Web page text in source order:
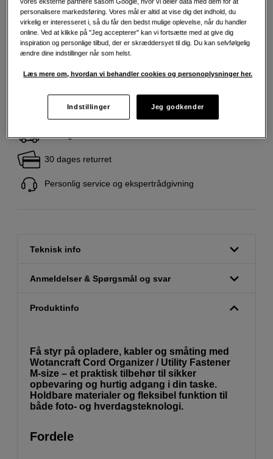
279 DKK
Antal
Læg i indkøbskurv
30 dages returret
Personlig service og ekspertrådgivning
Teknisk info
Anmeldelser & Spørgsmål og svar
Produktinfo
Få styr på opladere, kabler og småting med
Wotancraft Cord Organizer / Utility Fastener
M-size – et praktisk tilbehør til sikker
opbevaring og hurtig adgang i din taske.
Holdbare materialer og fleksibel funktion til
både foto- og hverdagsteknologi.
Fordele
vores eksterne partnere såsom Google, hvor vi deler data med dem for at
personalisere markedsføring. Vores mål er altid at vise dig det indhold, du
virkelig er interesseret i, så du får den bedst mulige oplevelse, når du handler
online. Ved at klikke på "Jeg accepterer" kan vi fortsætte med at give dig
inspiration og personlige tilbud, der er skræddersyet til dig. Du kan selvfølgelig
ændre dine indstillinger når som helst.
Læs mere om, hvordan vi behandler cookies og personoplysninger her.
Indstillinger Jeg godkender